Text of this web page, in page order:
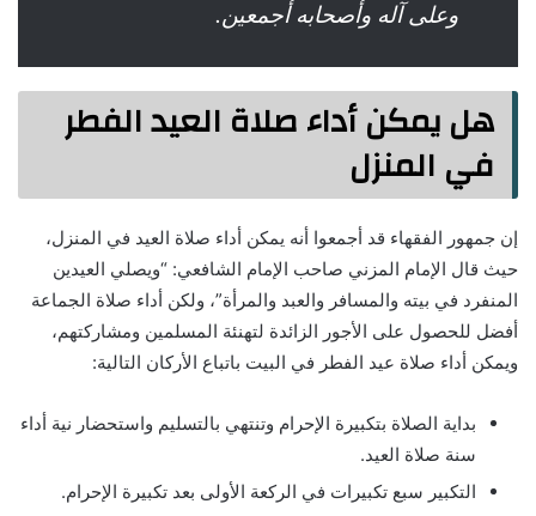
وعلى آله وأصحابه أجمعين.
هل يمكن أداء صلاة العيد الفطر
في المنزل
إن جمهور الفقهاء قد أجمعوا أنه يمكن أداء صلاة العيد في المنزل،
حيث قال الإمام المزني صاحب الإمام الشافعي: “ويصلي العيدين
المنفرد في بيته والمسافر والعبد والمرأة”، ولكن أداء صلاة الجماعة
أفضل للحصول على الأجور الزائدة لتهنئة المسلمين ومشاركتهم،
ويمكن أداء صلاة عيد الفطر في البيت باتباع الأركان التالية:
بداية الصلاة بتكبيرة الإحرام وتنتهي بالتسليم واستحضار نية أداء
سنة صلاة العيد.
التكبير سبع تكبيرات في الركعة الأولى بعد تكبيرة الإحرام.